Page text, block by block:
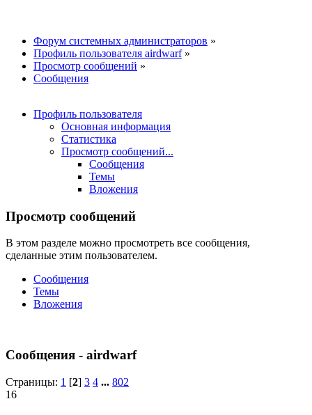
Форум системных администраторов »
Профиль пользователя airdwarf»
Просмотр сообщений »
Сообщения
Профиль пользователя
Основная информация
Статистика
Просмотр сообщений...
Сообщения
Темы
Вложения
Просмотр сообщений
В этом разделе можно просмотреть все сообщения,
сделанные этим пользователем.
Сообщения
Темы
Вложения
Сообщения - airdwarf
Страницы: 1 [2] 3 4 ... 802
16